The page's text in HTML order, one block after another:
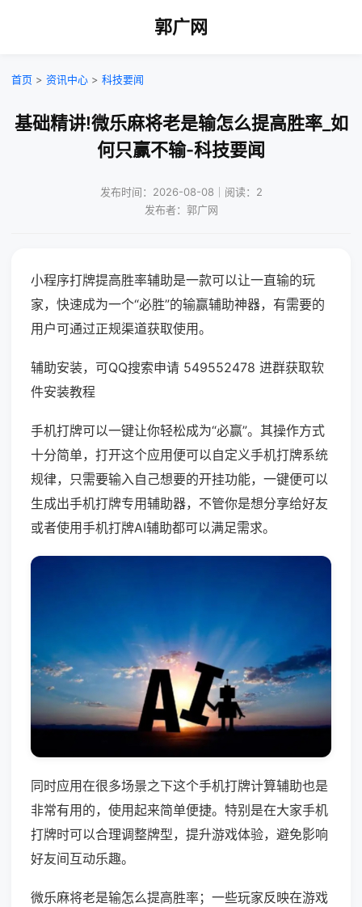
郭广网
首页 > 资讯中心 > 科技要闻
基础精讲!微乐麻将老是输怎么提高胜率_如
何只赢不输-科技要闻
发布时间：2026-08-08｜阅读：2
发布者：郭广网
小程序打牌提高胜率辅助是一款可以让一直输的玩
家，快速成为一个“必胜”的输赢辅助神器，有需要的
用户可通过正规渠道获取使用。
辅助安装，可QQ搜索申请 549552478 进群获取软
件安装教程
手机打牌可以一键让你轻松成为“必赢”。其操作方式
十分简单，打开这个应用便可以自定义手机打牌系统
规律，只需要输入自己想要的开挂功能，一键便可以
生成出手机打牌专用辅助器，不管你是想分享给好友
或者使用手机打牌AI辅助都可以满足需求。
同时应用在很多场景之下这个手机打牌计算辅助也是
非常有用的，使用起来简单便捷。特别是在大家手机
打牌时可以合理调整牌型，提升游戏体验，避免影响
好友间互动乐趣。
微乐麻将老是输怎么提高胜率；一些玩家反映在游戏